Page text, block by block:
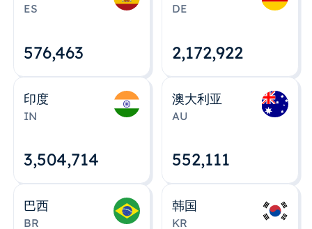
ES
576,463
DE
2,172,922
印度
IN
3,504,715
澳大利亚
AU
552,112
巴西
BR
韩国
KR